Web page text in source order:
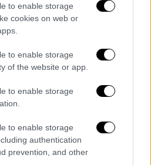
to enable storage
cookies on web or
to enable storage
of the website or app.
to enable storage
to enable storage
authentication
prevention, and other